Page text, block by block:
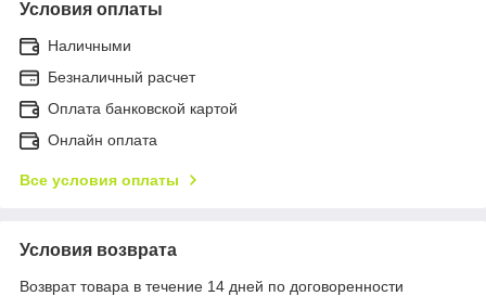
Условия оплаты
Наличными
Безналичный расчет
Оплата банковской картой
Онлайн оплата
Все условия оплаты
Условия возврата
Возврат товара в течение 14 дней по договоренности